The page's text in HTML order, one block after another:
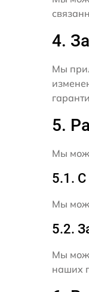
4.
Мы
5.
Мы
5.1. С
Мы
5.2.
Мы
наших